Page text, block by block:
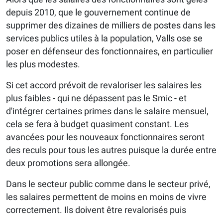
depuis 2010, que le gouvernement continue de
supprimer des dizaines de milliers de postes dans les
services publics utiles à la population, Valls ose se
poser en défenseur des fonctionnaires, en particulier
les plus modestes.
Si cet accord prévoit de revaloriser les salaires les
plus faibles - qui ne dépassent pas le Smic - et
d'intégrer certaines primes dans le salaire mensuel,
cela se fera à budget quasiment constant. Les
avancées pour les nouveaux fonctionnaires seront
des reculs pour tous les autres puisque la durée entre
deux promotions sera allongée.
Dans le secteur public comme dans le secteur privé,
les salaires permettent de moins en moins de vivre
correctement. Ils doivent être revalorisés puis